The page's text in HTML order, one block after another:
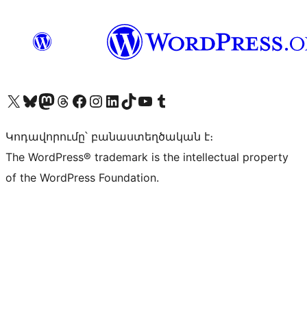
Visit our X (formerly Twitter) account
Visit our Bluesky account
Visit our Mastodon account
Visit our Threads account
Visit our Facebook page
Visit our Instagram account
Visit our LinkedIn account
Visit our TikTok account
Visit our YouTube channel
Visit our Tumblr account
Կոդավորումը՝ բանաստեղծական է։
The WordPress® trademark is the intellectual property
of the WordPress Foundation.